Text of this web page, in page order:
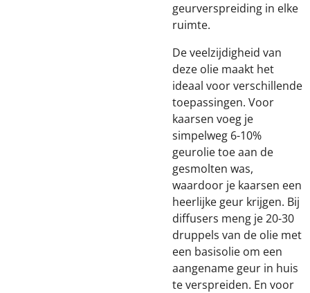
geurverspreiding in elke
ruimte.
De veelzijdigheid van
deze olie maakt het
ideaal voor verschillende
toepassingen. Voor
kaarsen voeg je
simpelweg 6-10%
geurolie toe aan de
gesmolten was,
waardoor je kaarsen een
heerlijke geur krijgen. Bij
diffusers meng je 20-30
druppels van de olie met
een basisolie om een
aangename geur in huis
te verspreiden. En voor